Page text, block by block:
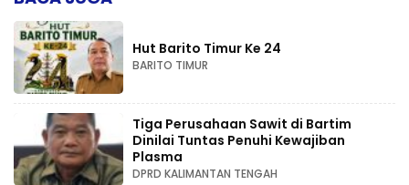
Hut Barito Timur Ke 24
BARITO TIMUR
Tiga Perusahaan Sawit di Bartim
Dinilai Tuntas Penuhi Kewajiban
Plasma
DPRD KALIMANTAN TENGAH